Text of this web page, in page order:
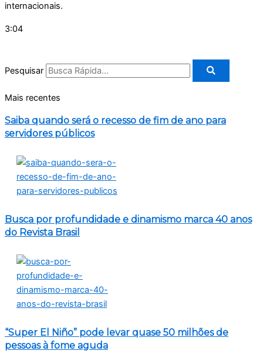
internacionais.
3:04
Pesquisar
Mais recentes
Saiba quando será o recesso de fim de ano para
servidores públicos
Busca por profundidade e dinamismo marca 40 anos
do Revista Brasil
“Super El Niño” pode levar quase 50 milhões de
pessoas à fome aguda